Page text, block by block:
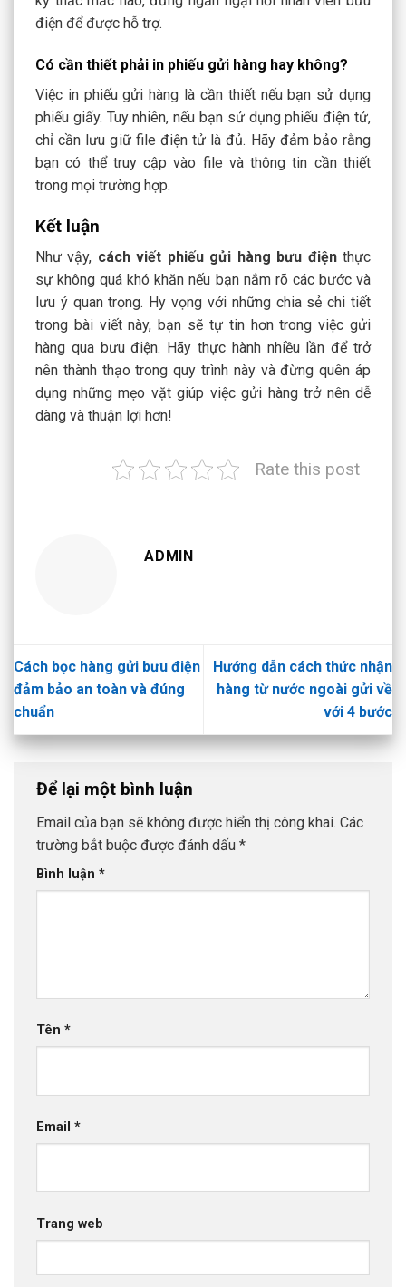
điện để được hỗ trợ.
Có cần thiết phải in phiếu gửi hàng hay không?
Việc in phiếu gửi hàng là cần thiết nếu bạn sử dụng
phiếu giấy. Tuy nhiên, nếu bạn sử dụng phiếu điện tử,
chỉ cần lưu giữ file điện tử là đủ. Hãy đảm bảo rằng
bạn có thể truy cập vào file và thông tin cần thiết
trong mọi trường hợp.
Kết luận
Như vậy, cách viết phiếu gửi hàng bưu điệnthực
sự không quá khó khăn nếu bạn nắm rõ các bước và
lưu ý quan trọng. Hy vọng với những chia sẻ chi tiết
trong bài viết này, bạn sẽ tự tin hơn trong việc gửi
hàng qua bưu điện. Hãy thực hành nhiều lần để trở
nên thành thạo trong quy trình này và đừng quên áp
dụng những mẹo vặt giúp việc gửi hàng trở nên dễ
dàng và thuận lợi hơn!
Rate this post
ADMIN
Cách bọc hàng gửi bưu điện
đảm bảo an toàn và đúng
chuẩn
Hướng dẫn cách thức nhận
hàng từ nước ngoài gửi về
với 4 bước
Để lại một bình luận
Email của bạn sẽ không được hiển thị công khai. Các
trường bắt buộc được đánh dấu *
Bình luận *
Tên *
Email *
Trang web